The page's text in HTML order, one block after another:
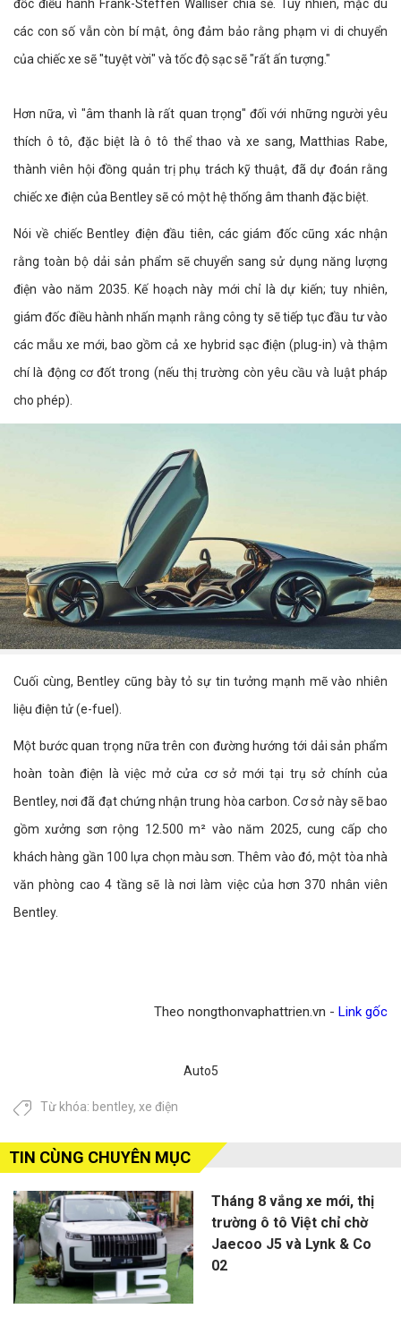
đốc điều hành Frank-Steffen Walliser chia sẻ. Tuy nhiên, mặc dù
các con số vẫn còn bí mật, ông đảm bảo rằng phạm vi di chuyển
của chiếc xe sẽ "tuyệt vời" và tốc độ sạc sẽ "rất ấn tượng."
Hơn nữa, vì "âm thanh là rất quan trọng" đối với những người yêu
thích ô tô, đặc biệt là ô tô thể thao và xe sang, Matthias Rabe,
thành viên hội đồng quản trị phụ trách kỹ thuật, đã dự đoán rằng
chiếc xe điện của Bentley sẽ có một hệ thống âm thanh đặc biệt.
Nói về chiếc Bentley điện đầu tiên, các giám đốc cũng xác nhận
rằng toàn bộ dải sản phẩm sẽ chuyển sang sử dụng năng lượng
điện vào năm 2035. Kế hoạch này mới chỉ là dự kiến; tuy nhiên,
giám đốc điều hành nhấn mạnh rằng công ty sẽ tiếp tục đầu tư vào
các mẫu xe mới, bao gồm cả xe hybrid sạc điện (plug-in) và thậm
chí là động cơ đốt trong (nếu thị trường còn yêu cầu và luật pháp
cho phép).
Cuối cùng, Bentley cũng bày tỏ sự tin tưởng mạnh mẽ vào nhiên
liệu điện tử (e-fuel).
Một bước quan trọng nữa trên con đường hướng tới dải sản phẩm
hoàn toàn điện là việc mở cửa cơ sở mới tại trụ sở chính của
Bentley, nơi đã đạt chứng nhận trung hòa carbon. Cơ sở này sẽ bao
gồm xưởng sơn rộng 12.500 m² vào năm 2025, cung cấp cho
khách hàng gần 100 lựa chọn màu sơn. Thêm vào đó, một tòa nhà
văn phòng cao 4 tầng sẽ là nơi làm việc của hơn 370 nhân viên
Bentley.
Theo nongthonvaphattrien.vn - Link gốc
Auto5
Từ khóa: bentley, xe điện
TIN CÙNG CHUYÊN MỤC
Tháng 8 vắng xe mới, thị
trường ô tô Việt chỉ chờ
Jaecoo J5 và Lynk & Co
02